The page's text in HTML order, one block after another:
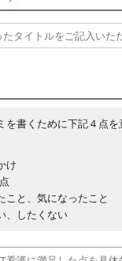
を書くために下記４点を
け
と、気になったこと
、したくない